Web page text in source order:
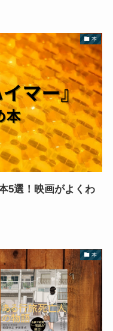
本
5選！映画がよくわ
本